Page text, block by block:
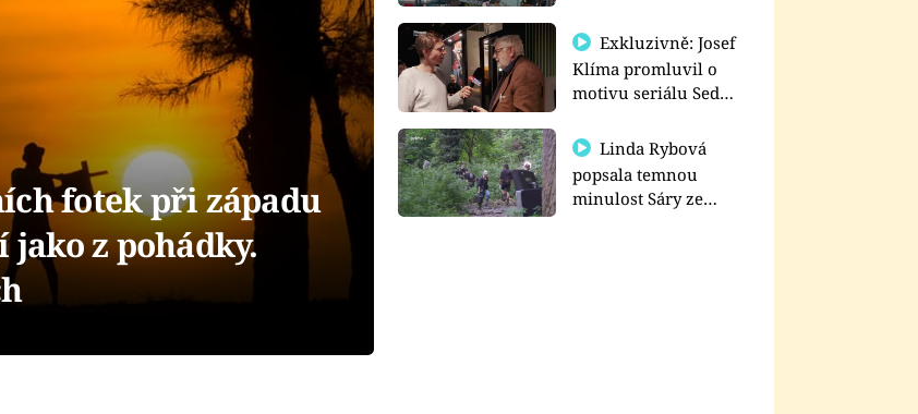
prima+
Exkluzivně: Josef
Klíma promluvil o
motivu seriálu Sedm
Linda Rybová
popsala temnou
minulost Sáry ze
fotek při západu
z pohádky.